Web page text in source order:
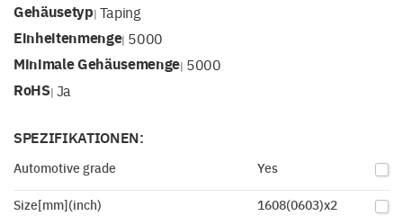
Gehäusetyp| Taping
Einheitenmenge| 5000
Minimale Gehäusemenge| 5000
RoHS| Ja
SPEZIFIKATIONEN:
Automotive grade Yes
Size[mm](inch) 1608(0603)x2